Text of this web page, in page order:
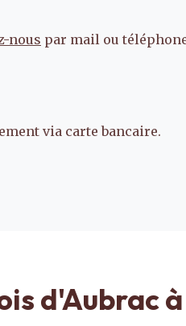
nous par mail ou
via carte bancaire.
d'Aubrac